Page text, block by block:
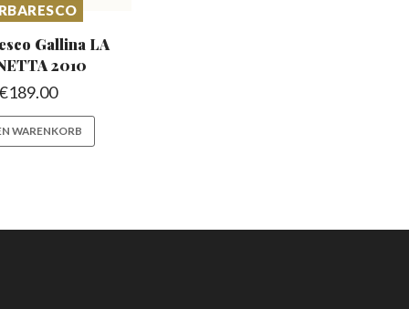
Gallina LA
2010
189.00
WARENKORB